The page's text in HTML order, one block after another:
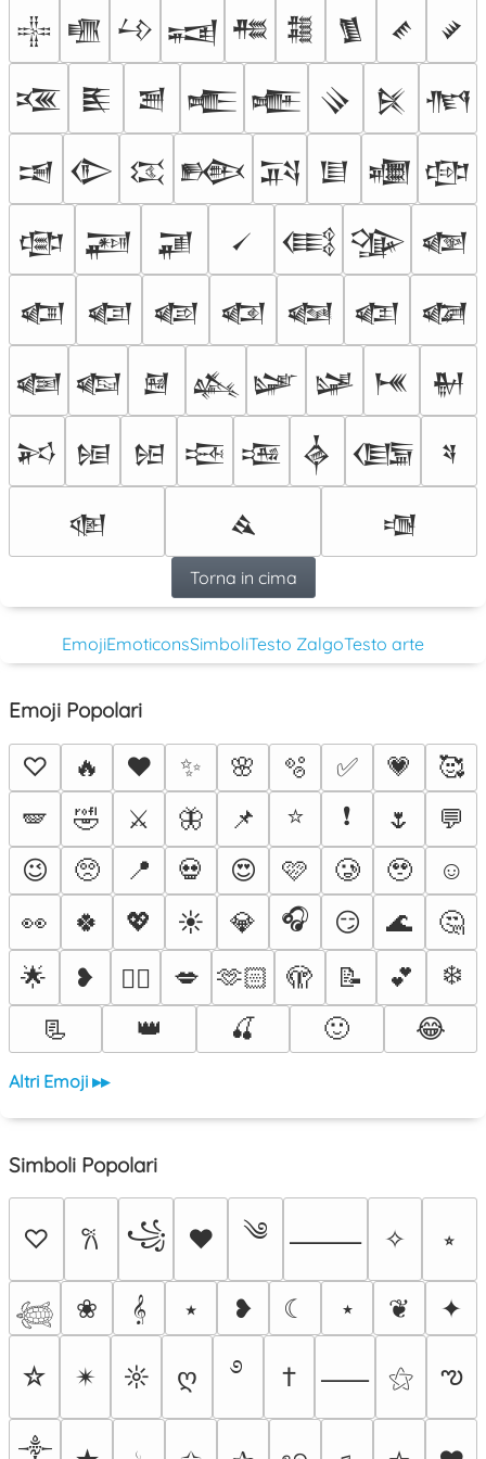
𒍟 𒍠 𒍡 𒍢 𒍣 𒍤 𒍥 𒍦 𒍧
𒍨 𒍩 𒍪 𒍫 𒍬 𒍭 𒍮 𒍯
𒍰 𒍱 𒍲 𒍳 𒍴 𒍵 𒍶 𒍷
𒍸 𒍹 𒍺 𒍻 𒍼 𒍽 𒍾
𒍿 𒎀 𒎁 𒎂 𒎃 𒎄 𒎅
𒎆 𒎇 𒎈 𒎉 𒎊 𒎋 𒎌 𒎍
𒎎 𒎏 𒎐 𒎑 𒎒 𒎓 𒎔 𒎕
𒎖 𒎗 𒎘
Torna in cima
EmojiEmoticonsSimboliTesto ZalgoTesto arte
Emoji Popolari
♡ 🔥 ❤️ ✨ 🌸 🫧 ✅ 💗
🥰
🪽
🤣 ⚔️ 🦋 📌 ⭐ ❗ 🌷
💬
😉
🥺 📍 💀 😍 🩷 🥲 🥹
☺️
👀
🍀 💖 ☀️ 💎 🎧 😏 🌊
🤔
🌟
❥ ❤️‍🔥 💋 🫶🏻 🫣 📝 💕
❄️
📃
👑 🍒 🙂 😂
Altri Emoji ▸▸
Simboli Popolari
♡ 𐙚 ꧁ ♥ ༄ ⸻ ✧ ⭒
𓆉 ❀ 𝄞 ⭑ ❥ ☾ ⋆ ❦ ✦
☆ ✴︎ ☼ ღ ࿔ † ⸺ ⚝ ఌ